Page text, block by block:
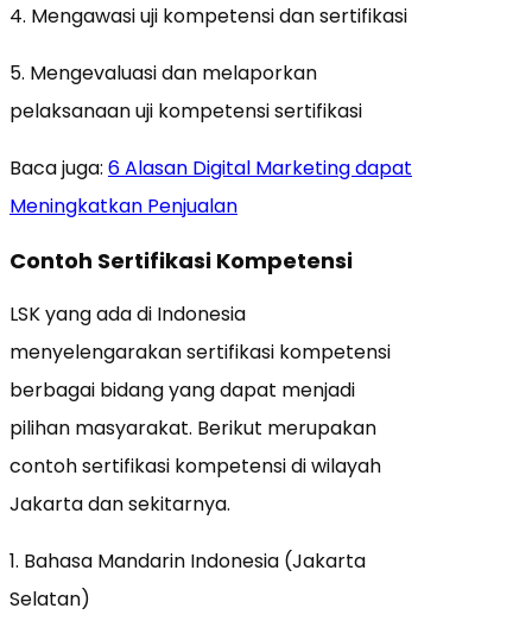
4. Mengawasi uji kompetensi dan sertifikasi
5. Mengevaluasi dan melaporkan
pelaksanaan uji kompetensi sertifikasi
Baca juga: 6 Alasan Digital Marketing dapat
Meningkatkan Penjualan
Contoh Sertifikasi Kompetensi
LSK yang ada di Indonesia
menyelengarakan sertifikasi kompetensi
berbagai bidang yang dapat menjadi
pilihan masyarakat. Berikut merupakan
contoh sertifikasi kompetensi di wilayah
Jakarta dan sekitarnya.
1. Bahasa Mandarin Indonesia (Jakarta
Selatan)